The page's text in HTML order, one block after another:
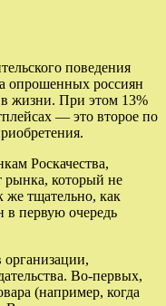
поведения
опрошенных россиян
жизни. При этом 13%
— это второе по
Роскачества,
рынка, который не
же тщательно, как
в первую очередь
Во-первых,
(например, когда